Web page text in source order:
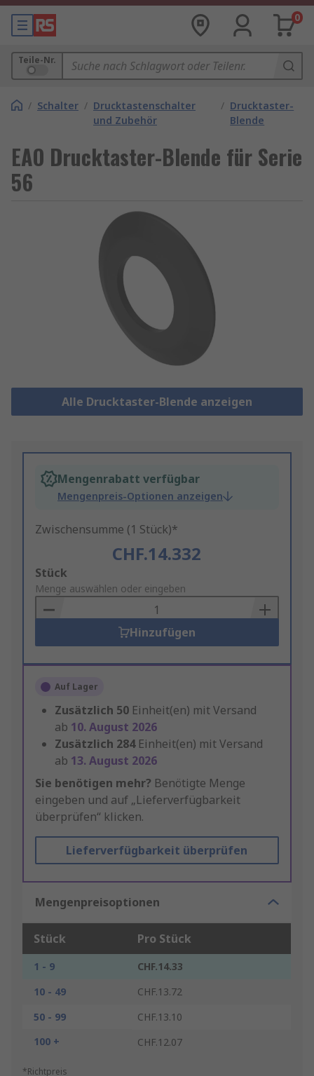
0
Teile-Nr.
/ Schalter / Drucktastenschalter
und Zubehör
/ Drucktaster-
Blende
EAO Drucktaster-Blende für Serie
56
Alle Drucktaster-Blende anzeigen
Mengenrabatt verfügbar
Mengenpreis-Optionen anzeigen
Zwischensumme (1 Stück)*
CHF.14.332
Add
to
Basket
Stück
Menge auswählen oder eingeben
Hinzufügen
Auf Lager
Zusätzlich 50 Einheit(en) mit Versand
ab 10. August 2026
Zusätzlich 284 Einheit(en) mit Versand
ab 13. August 2026
Sie benötigen mehr? Benötigte Menge
eingeben und auf „Lieferverfügbarkeit
überprüfen“ klicken.
Lieferverfügbarkeit überprüfen
Mengenpreisoptionen
Stück Pro Stück
1 - 9
CHF.14.33
10 - 49
CHF.13.72
50 - 99
CHF.13.10
100 +
CHF.12.07
*Richtpreis